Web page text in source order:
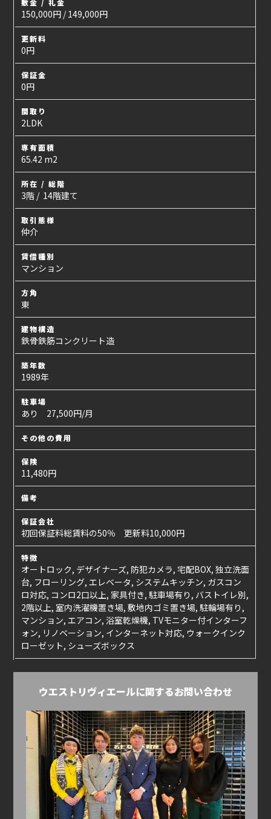
敷金 / 礼金
150,000円 / 149,000円
更新料
0円
保証金
0円
間取り
2LDK
専有面積
65.42 m2
所在 / 総階
3階 / 14階建て
取引態様
仲介
賃借種別
マンション
方角
東
建物構造
鉄骨鉄筋コンクリート造
築年数
1989年
駐車場
あり 27,500円/月
その他の費用
保険
11,480円
備考
保証会社
初回保証料総賃料の50％ 更新料10,000円
特徴
オートロック, デザイナーズ, 防犯カメラ, 宅配BOX, 独立洗面
台, フローリング, エレベータ, システムキッチン, ガスコン
ロ対応, コンロ2口以上, 家具付き, 駐車場有り, バストイレ別,
2階以上, 室内洗濯機置き場, 敷地内ゴミ置き場, 駐輪場有り,
マンション, エアコン, 浴室乾燥機, TVモニター付インターフ
ォン, リノベーション, インターネット対応, ウォークインク
ローゼット, シューズボックス
ウエストリヴィエールに関するお問い合わせ